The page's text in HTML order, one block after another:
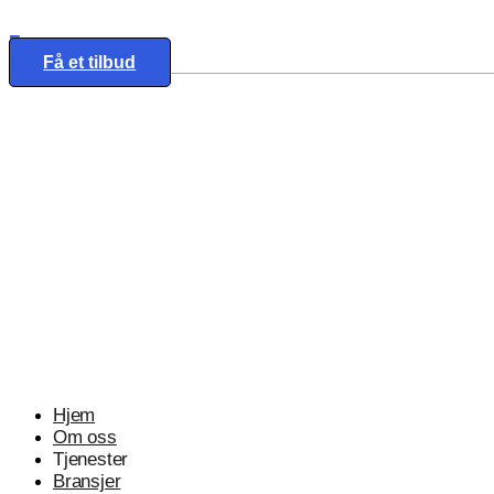
Eng
Få et tilbud
Hjem
Om oss
Tjenester
Bransjer